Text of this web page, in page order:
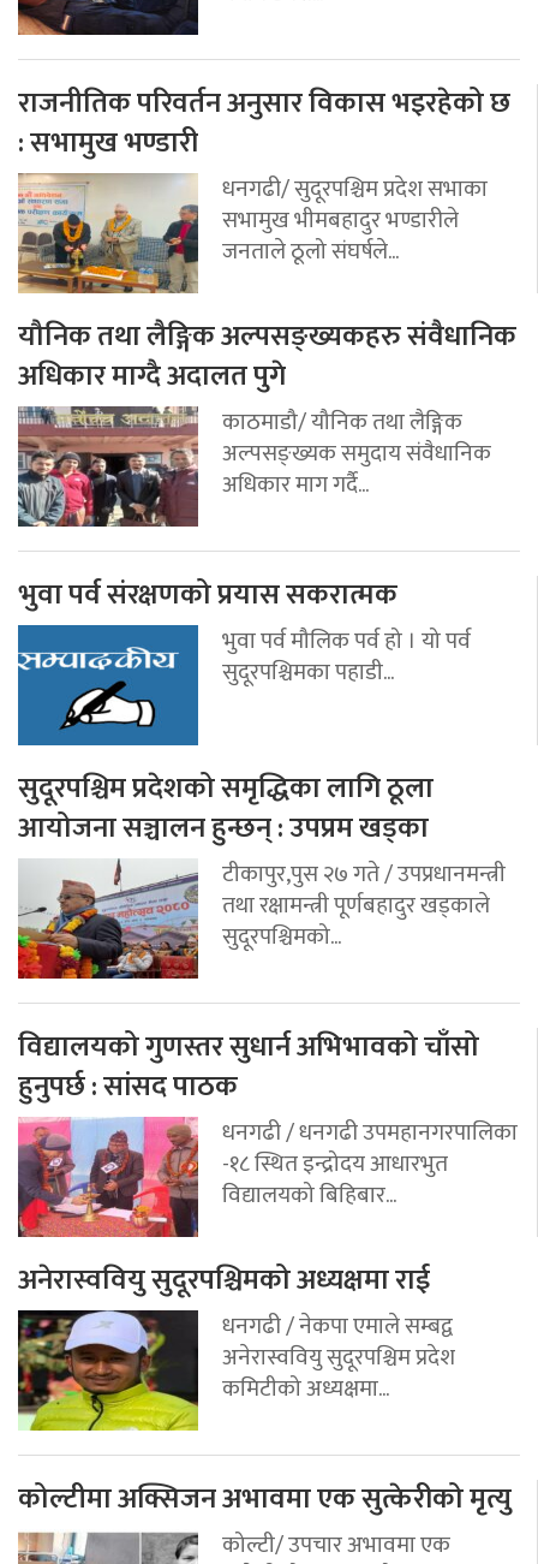
राजनीतिक परिवर्तन अनुसार विकास भइरहेको छ
: सभामुख भण्डारी
धनगढी/ सुदूरपश्चिम प्रदेश सभाका
सभामुख भीमबहादुर भण्डारीले
जनताले ठूलो संघर्षले...
यौनिक तथा लैङ्गिक अल्पसङ्ख्यकहरु संवैधानिक
अधिकार माग्दै अदालत पुगे
काठमाडौ/ यौनिक तथा लैङ्गिक
अल्पसङ्ख्यक समुदाय संवैधानिक
अधिकार माग गर्दै...
भुवा पर्व संरक्षणको प्रयास सकरात्मक
भुवा पर्व मौलिक पर्व हो । यो पर्व
सुदूरपश्चिमका पहाडी...
सुदूरपश्चिम प्रदेशको समृद्धिका लागि ठूला
आयोजना सञ्चालन हुन्छन् : उपप्रम खड्का
टीकापुर,पुस २७ गते / उपप्रधानमन्त्री
तथा रक्षामन्त्री पूर्णबहादुर खड्काले
सुदूरपश्चिमको...
विद्यालयको गुणस्तर सुधार्न अभिभावको चाँसो
हुनुपर्छ : सांसद पाठक
धनगढी / धनगढी उपमहानगरपालिका
-१८ स्थित इन्द्रोदय आधारभुत
विद्यालयको बिहिबार...
अनेरास्ववियु सुदूरपश्चिमको अध्यक्षमा राई
धनगढी / नेकपा एमाले सम्बद्व
अनेरास्ववियु सुदूरपश्चिम प्रदेश
कमिटीको अध्यक्षमा...
कोल्टीमा अक्सिजन अभावमा एक सुत्केरीको मृत्यु
कोल्टी/ उपचार अभावमा एक